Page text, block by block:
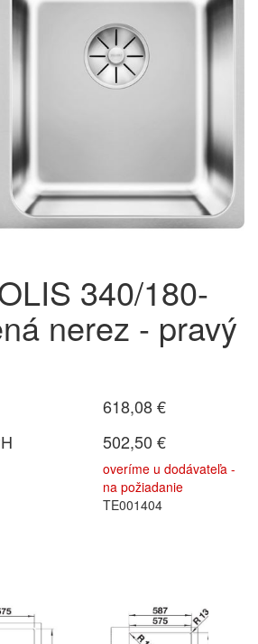
340/180-
nerez - pravý
618,08 €
502,50 €
overíme u dodávateľa -
na požiadanie
TE001404